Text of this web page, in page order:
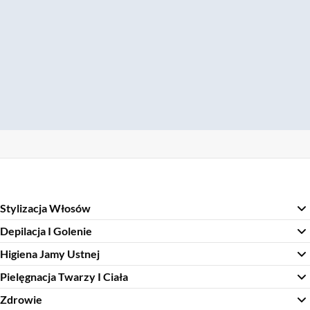
Stylizacja Włosów
Depilacja I Golenie
Higiena Jamy Ustnej
Pielęgnacja Twarzy I Ciała
Zdrowie